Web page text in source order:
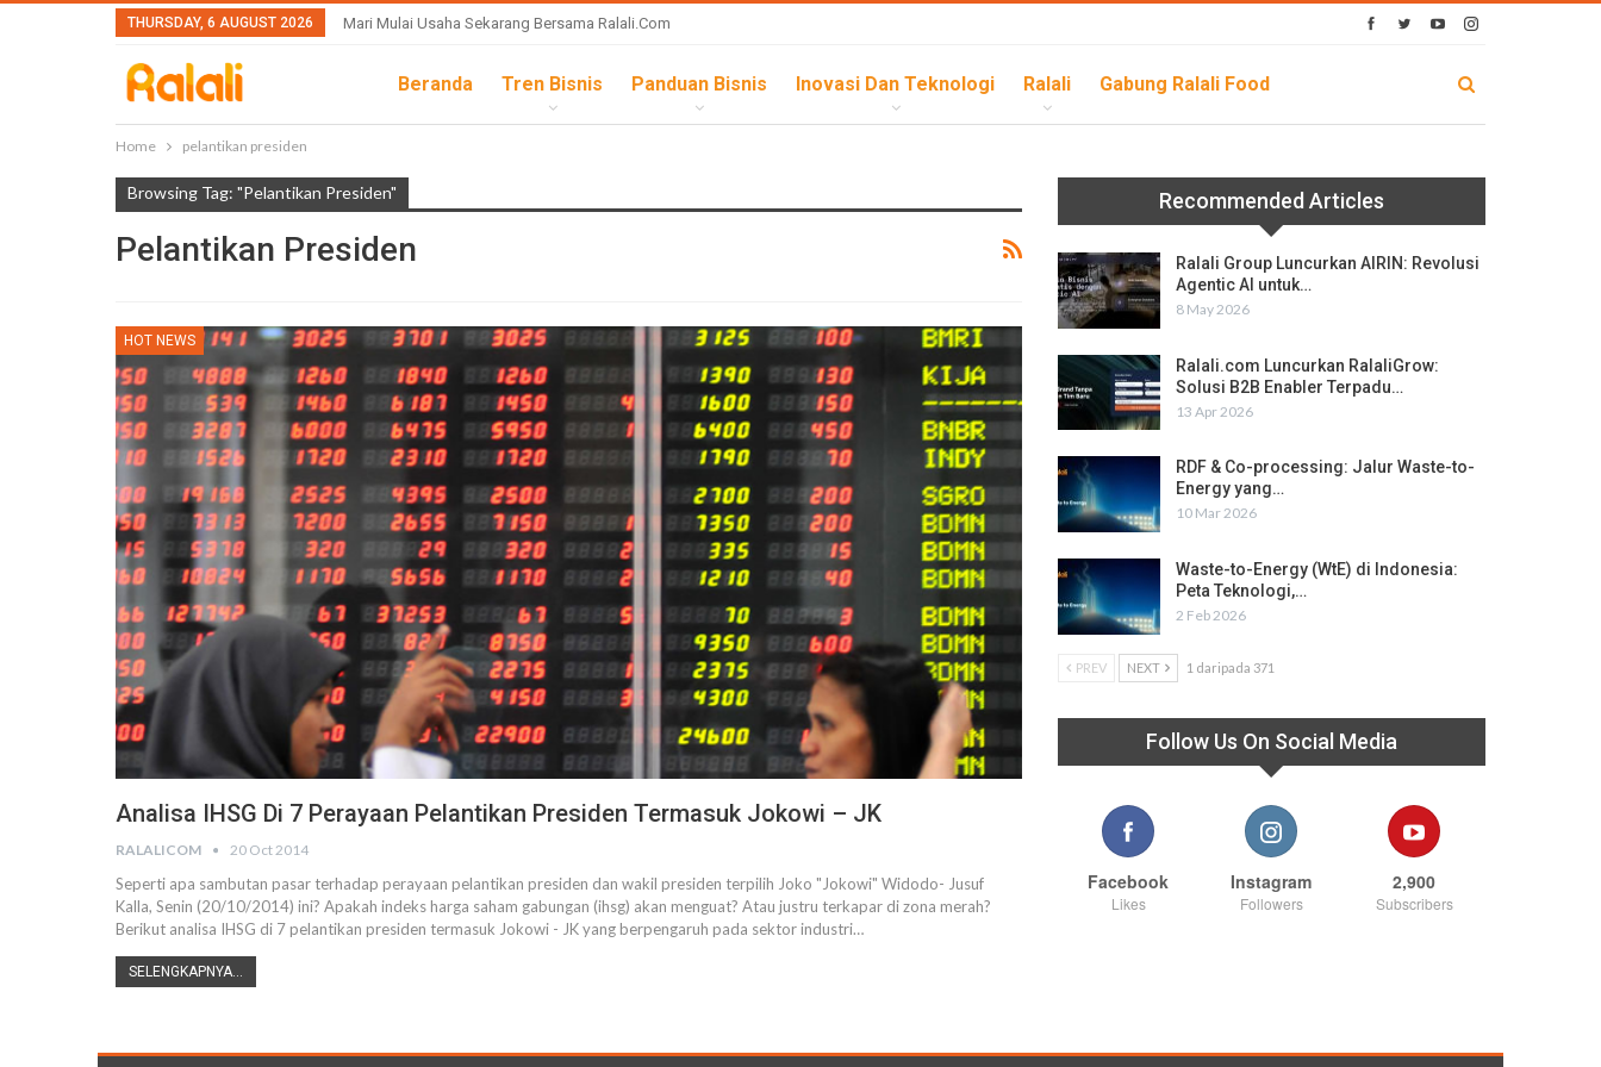
THURSDAY, 6 AUGUST 2026 Mari Mulai Usaha Sekarang Bersama Ralali.com
Beranda Tren Bisnis Panduan Bisnis Inovasi Dan Teknologi Ralali Gabung Ralali Food
Home pelantikan presiden
Browsing Tag: "pelantikan Presiden"
Pelantikan Presiden
HOT NEWS
Analisa IHSG Di 7 Perayaan Pelantikan Presiden Termasuk Jokowi – JK
RALALICOM 20 Oct 2014
Seperti apa sambutan pasar terhadap perayaan pelantikan presiden dan wakil presiden terpilih Joko "Jokowi" Widodo- Jusuf
Kalla, Senin (20/10/2014) ini? Apakah indeks harga saham gabungan (ihsg) akan menguat? Atau justru terkapar di zona merah?
Berikut analisa IHSG di 7 pelantikan presiden termasuk Jokowi - JK yang berpengaruh pada sektor industri…
SELENGKAPNYA...
Recommended Articles
Ralali Group Luncurkan AIRIN: Revolusi
Agentic AI untuk…
8 May 2026
Ralali.com Luncurkan RalaliGrow:
Solusi B2B Enabler Terpadu…
13 Apr 2026
RDF & Co-processing: Jalur Waste-to-
Energy yang…
10 Mar 2026
Waste-to-Energy (WtE) di Indonesia:
Peta Teknologi,…
2 Feb 2026
PREV NEXT 1 daripada 371
Follow Us On Social Media
Facebook
Likes
Instagram
Followers
2,900
Subscribers